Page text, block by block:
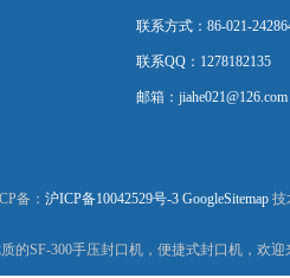
联系方式：86-021-
联系QQ：1278182135
邮箱：jiahe021@126.com
备： 沪ICP备10042529号-3 GoogleSitemap 技
的SF-300手压封口机，便捷式封口机，欢